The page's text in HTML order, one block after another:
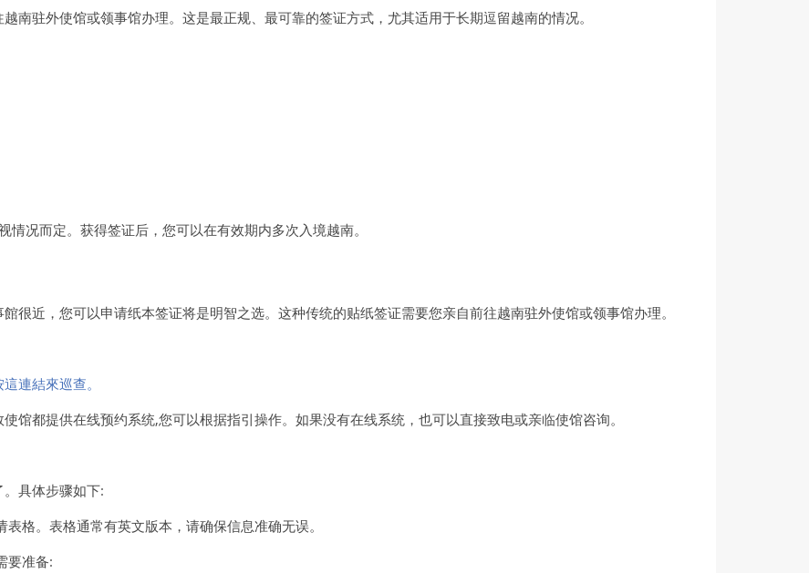
南驻外使馆或领事馆办理。这是最正规、最可靠的签证方式，尤其适用于长期逗留越南的情况。
况而定。获得签证后，您可以在有效期内多次入境越南。
很近，您可以申请纸本签证将是明智之选。这种传统的贴纸签证需要您亲自前往越南驻外使馆或领事馆办理。
連結來巡查。
馆都提供在线预约系统,您可以根据指引操作。如果没有在线系统，也可以直接致电或亲临使馆咨询。
具体步骤如下:
格。表格通常有英文版本，请确保信息准确无误。
要准备: